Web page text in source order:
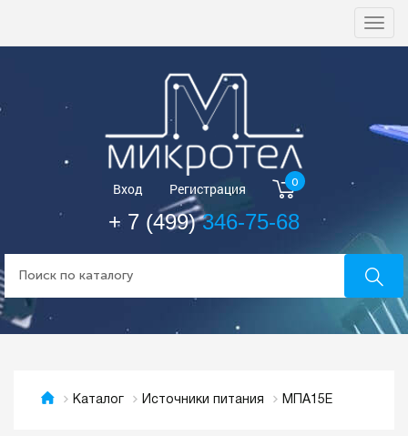
Вход Регистрация 0
+ 7 (499)346-75-68
Каталог Источники питания МПА15Е